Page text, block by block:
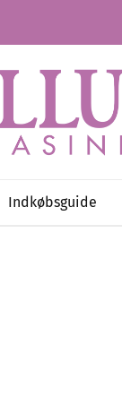
Indkøbsguide